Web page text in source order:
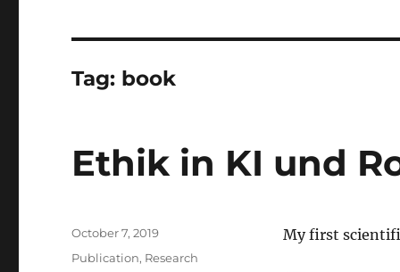
Tag: book
Ethik in KI und
My first
Posted
October 7, 2019
Categories
Publication, Research